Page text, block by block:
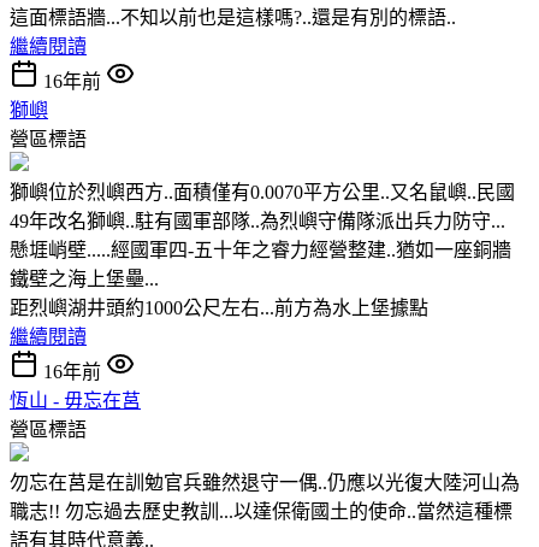
這面標語牆...不知以前也是這樣嗎?..還是有別的標語..
繼續閱讀
16年前
獅嶼
營區標語
獅嶼位於烈嶼西方..面積僅有0.0070平方公里..又名鼠嶼..民國
49年改名獅嶼..駐有國軍部隊..為烈嶼守備隊派出兵力防守...
懸堐峭壁.....經國軍四-五十年之睿力經營整建..猶如一座銅牆
鐵壁之海上堡壘...
距烈嶼湖井頭約1000公尺左右...前方為水上堡據點
繼續閱讀
16年前
恆山 - 毋忘在莒
營區標語
勿忘在莒是在訓勉官兵雖然退守一偶..仍應以光復大陸河山為
職志!! 勿忘過去歷史教訓...以達保衛國土的使命..當然這種標
語有其時代意義..